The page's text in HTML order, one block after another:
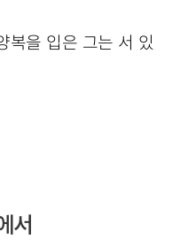
복을 입은 그는 서 있
서